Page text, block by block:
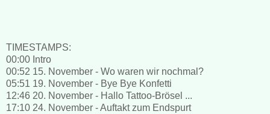
TIMESTAMPS:
00:00 Intro
00:52 15. November - Wo waren wir nochmal?
05:51 19. November - Bye Bye Konfetti
12:46 20. November - Hallo Tattoo-Brösel ...
17:10 24. November - Auftakt zum Endspurt